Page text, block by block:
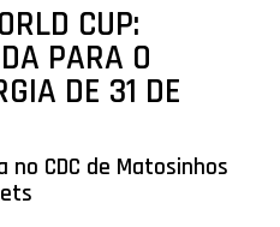
CUP:
PARA O
DE 31 DE
CDC de Matosinhos